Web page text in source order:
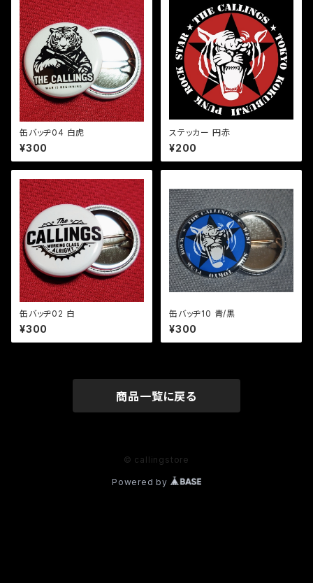
缶バッヂ04 白虎
¥300
ステッカー 円赤
¥200
缶バッヂ02 白
¥300
缶バッヂ10 青/黒
¥300
商品一覧に戻る
© callingstore
Powered by